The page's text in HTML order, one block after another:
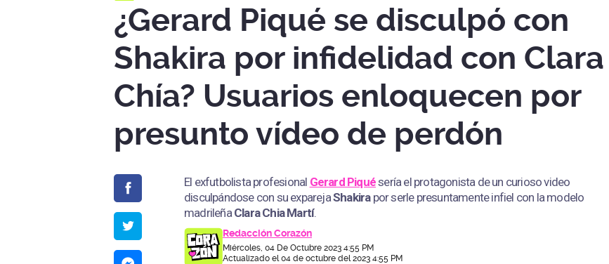
¿Gerard Piqué se disculpó con
Shakira por infidelidad con Clara
Chía? Usuarios enloquecen por
presunto vídeo de perdón
El exfutbolista profesional Gerard Piquésería el protagonista de un curioso video
disculpándose con su exparejaShakirapor serle presuntamente infiel con la modelo
madrileña Clara Chia Martí.
Redacción Corazón
Miércoles, 04 De Octubre 2023 4:55 PM
Actualizado el 04 de octubre del 2023 4:55 PM